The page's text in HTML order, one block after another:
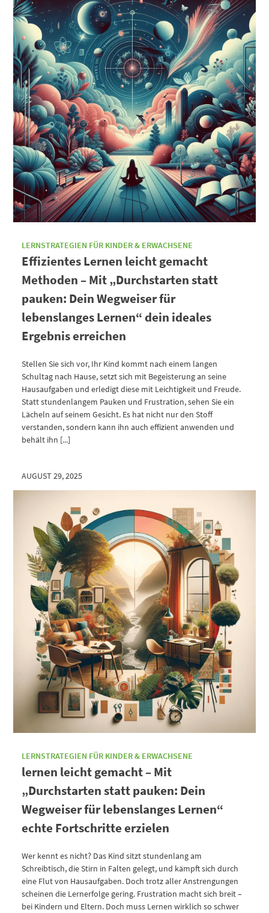
LERNSTRATEGIEN FÜR KINDER & ERWACHSENE
Effizientes Lernen leicht gemacht
Methoden – Mit „Durchstarten statt
pauken: Dein Wegweiser für
lebenslanges Lernen“ dein ideales
Ergebnis erreichen
Stellen Sie sich vor, Ihr Kind kommt nach einem langen
Schultag nach Hause, setzt sich mit Begeisterung an seine
Hausaufgaben und erledigt diese mit Leichtigkeit und Freude.
Statt stundenlangem Pauken und Frustration, sehen Sie ein
Lächeln auf seinem Gesicht. Es hat nicht nur den Stoff
verstanden, sondern kann ihn auch effizient anwenden und
behält ihn [...]
AUGUST 29, 2025
LERNSTRATEGIEN FÜR KINDER & ERWACHSENE
lernen leicht gemacht – Mit
„Durchstarten statt pauken: Dein
Wegweiser für lebenslanges Lernen“
echte Fortschritte erzielen
Wer kennt es nicht? Das Kind sitzt stundenlang am
Schreibtisch, die Stirn in Falten gelegt, und kämpft sich durch
eine Flut von Hausaufgaben. Doch trotz aller Anstrengungen
scheinen die Lernerfolge gering. Frustration macht sich breit –
bei Kindern und Eltern. Doch muss Lernen wirklich so schwer